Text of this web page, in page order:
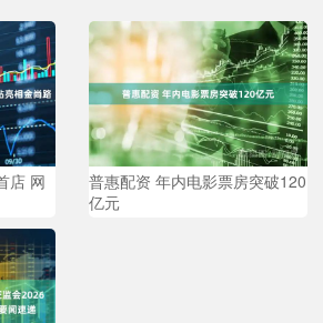
店 网
普惠配资 年内电影票房突破120
亿元